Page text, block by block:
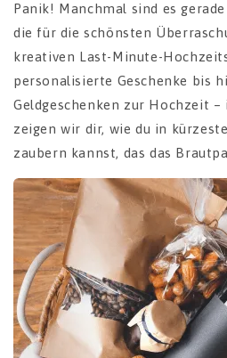
Panik! Manchmal sind es
die für die schönsten
kreativen Last-Minute-
personalisierte Geschenke bis
Geldgeschenken zur Hochzeit
zeigen wir dir, wie du in
zaubern kannst, das das